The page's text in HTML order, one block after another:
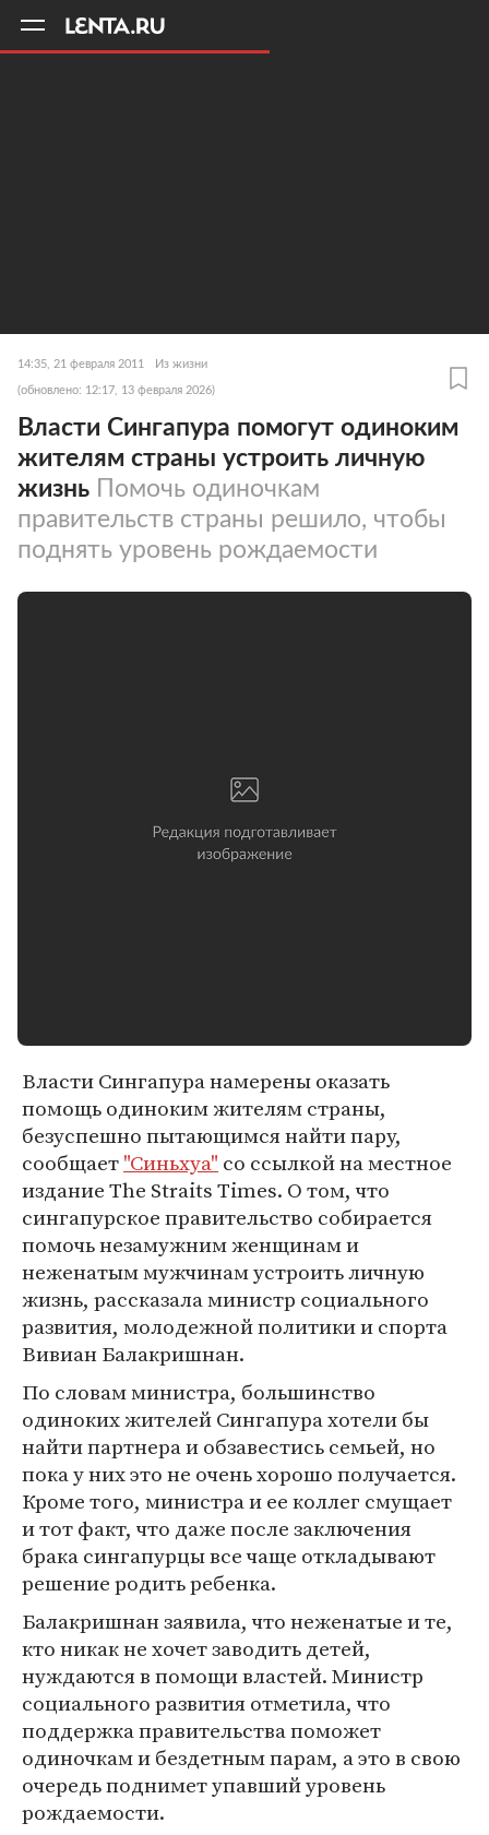
14:35, 21 февраля 2011 Из жизни
(обновлено: 12:17, 13 февраля 2026)
Власти Сингапура помогут одиноким
жителям страны устроить личную
жизнь Помочь одиночкам
правительств страны решило, чтобы
поднять уровень рождаемости
Власти Сингапура намерены оказать
помощь одиноким жителям страны,
безуспешно пытающимся найти пару,
сообщает"Синьхуа" со ссылкой на местное
издание The Straits Times. О том, что
сингапурское правительство собирается
помочь незамужним женщинам и
неженатым мужчинам устроить личную
жизнь, рассказала министр социального
развития, молодежной политики и спорта
Вивиан Балакришнан.
По словам министра, большинство
одиноких жителей Сингапура хотели бы
найти партнера и обзавестись семьей, но
пока у них это не очень хорошо получается.
Кроме того, министра и ее коллег смущает
и тот факт, что даже после заключения
брака сингапурцы все чаще откладывают
решение родить ребенка.
Балакришнан заявила, что неженатые и те,
кто никак не хочет заводить детей,
нуждаются в помощи властей. Министр
социального развития отметила, что
поддержка правительства поможет
одиночкам и бездетным парам, а это в свою
очередь поднимет упавший уровень
рождаемости.